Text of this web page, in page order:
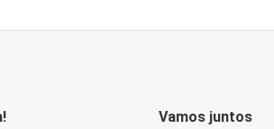
Vamos juntos